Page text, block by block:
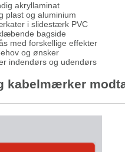
akryllaminat
plast og aluminium
i slidestærk PVC
bagside
med forskellige effekter
og ønsker
indendørs og udendørs
kabelmærker